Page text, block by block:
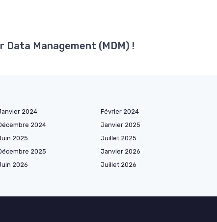
Management (MDM) !
2024
Février 2024
2024
Janvier 2025
2025
Juillet 2025
2025
Janvier 2026
2026
Juillet 2026